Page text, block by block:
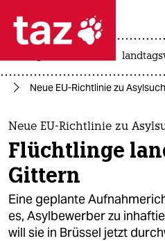
 taz zahl
taz zahl ich
themen
politik
öko
gesellschaft
Neue EU-Richtlinie zu
Neue EU-Richtlinie zu
Flüchtlinge
Gittern
Eine geplante
es, Asylbewerber zu
will sie in Brüssel jetzt